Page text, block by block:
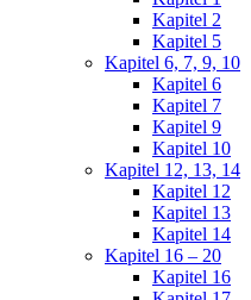
Kapitel 2
Kapitel 5
Kapitel 6, 7, 9, 10
Kapitel 6
Kapitel 7
Kapitel 9
Kapitel 10
Kapitel 12, 13, 14
Kapitel 12
Kapitel 13
Kapitel 14
Kapitel 16 – 20
Kapitel 16